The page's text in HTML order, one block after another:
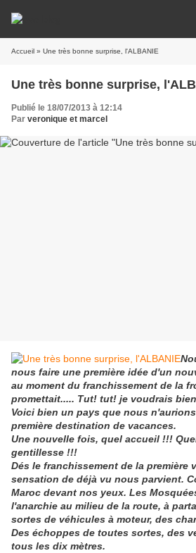
Accueil » Une très bonne surprise, l'ALBANIE
Une très bonne surprise,
Publié le 18/07/2013 à 12:14
Par veronique et marcel
nous faire une première idée d'un
au moment du franchissement de la
promettait..... Tut! tut! je voudrais
Voici bien un pays que nous
première destination de vacances.
Une nouvelle fois, quel accueil !!!
gentillesse !!!
Dés le franchissement de la première
sensation de déjà vu nous parvient.
Maroc devant nos yeux. Les
l'anarchie au milieu de la route, à
sortes de véhicules à moteur, des
Des échoppes de toutes sortes, des
tous les dix mètres.